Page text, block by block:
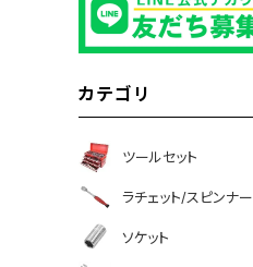
カテゴリ
ツールセット
ラチェット/スピンナー
ソケット